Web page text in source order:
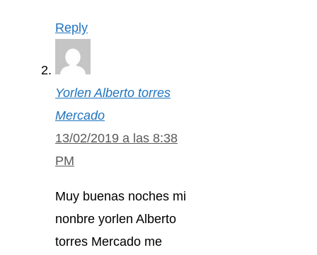
Reply
Yorlen Alberto torres
Mercado
13/02/2019 a las 8:38
PM
Muy buenas noches mi
nonbre yorlen Alberto
torres Mercado me